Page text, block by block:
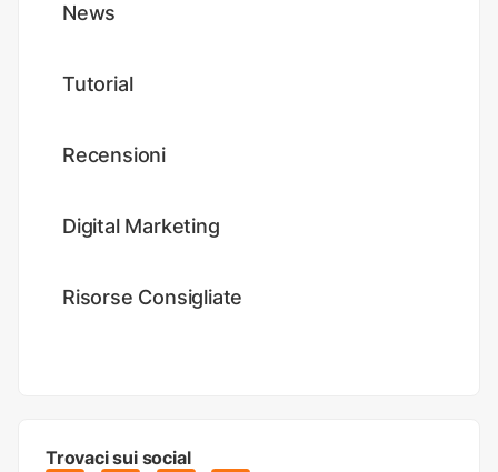
News
Tutorial
Recensioni
Digital Marketing
Risorse Consigliate
Trovaci sui social